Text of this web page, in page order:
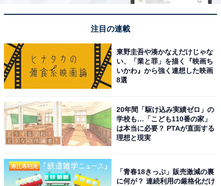
『鬼滅の刃』アニメ第1期で「好きな回」ランキング！ 2
煉獄さん、猗窩座、禰豆子も！ 『鬼滅の刃』の芸能人コ
スプレにSNS反響
【関連リンク】
・プレスリリース
注目の連載
東野圭吾や湊かなえだけじゃな
い、「業と罪」を描く『映画ち
いかわ』から強く連想した映画
8選
20年間「駆け込み実績ゼロ」の
学校も…「こども110番の家」
は本当に必要？ PTAが直面する
理想と現実
「青春18きっぷ」販売激減の裏
に何が？ 連続利用の厳格化だけ